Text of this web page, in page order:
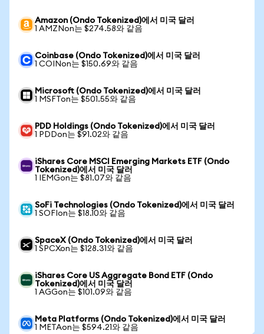
Amazon (Ondo Tokenized)에서 미국 달러
1 AMZNon는 $274.58와 같음
Coinbase (Ondo Tokenized)에서 미국 달러
1 COINon는 $150.69와 같음
Microsoft (Ondo Tokenized)에서 미국 달러
1 MSFTon는 $501.55와 같음
PDD Holdings (Ondo Tokenized)에서 미국 달러
1 PDDon는 $91.02와 같음
iShares Core MSCI Emerging Markets ETF (Ondo
Tokenized)에서 미국 달러
1 IEMGon는 $81.07와 같음
SoFi Technologies (Ondo Tokenized)에서 미국 달러
1 SOFIon는 $18.10와 같음
SpaceX (Ondo Tokenized)에서 미국 달러
1 SPCXon는 $128.31와 같음
iShares Core US Aggregate Bond ETF (Ondo
Tokenized)에서 미국 달러
1 AGGon는 $101.09와 같음
Meta Platforms (Ondo Tokenized)에서 미국 달러
1 METAon는 $594.21와 같음